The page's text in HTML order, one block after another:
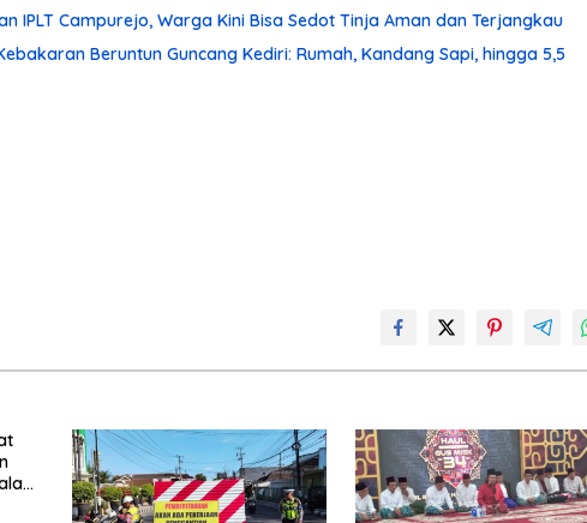
IPLT Campurejo, Warga Kini Bisa Sedot Tinja Aman dan Terjangkau
Beruntun Guncang Kediri: Rumah, Kandang Sapi, hingga 5,5